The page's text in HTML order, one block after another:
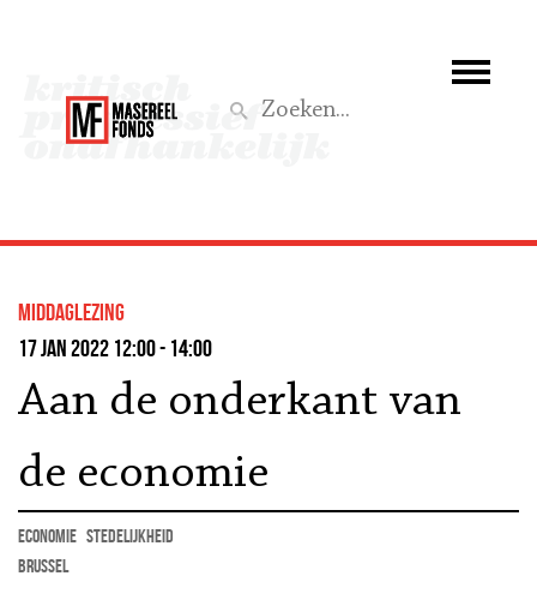
Wat we doen
Steun ons
Aktief
middaglezing
17 jan 2022 12:00 - 14:00
Aan de onderkant van
de economie
economie stedelijkheid
Brussel